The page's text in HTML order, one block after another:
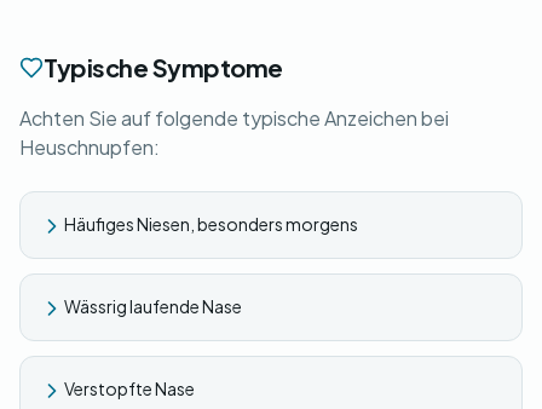
Typische Symptome
Achten Sie auf folgende typische Anzeichen bei
Heuschnupfen:
Häufiges Niesen, besonders morgens
Wässrig laufende Nase
Verstopfte Nase